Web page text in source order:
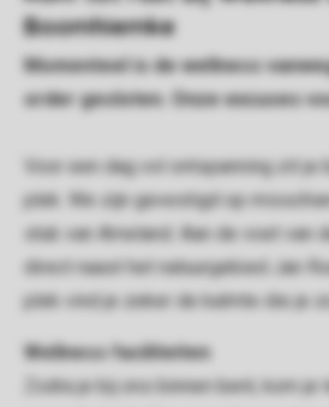
Boomhiemke
Momenteel is de wellness
order gesloten. Onze excuses
Voor een dag vol ontspanning zit
plek. We zijn gevestigd op
stuk van Ameland. Aan de voet van
direct naast het natuurgebied Jan
plek vind je zeker de kalmte die je
Wellness faciliteiten
Zodra je bij ons binnen bent, kom